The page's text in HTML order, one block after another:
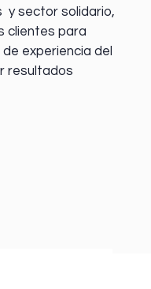
y sector solidario,
clientes para
experiencia del
resultados